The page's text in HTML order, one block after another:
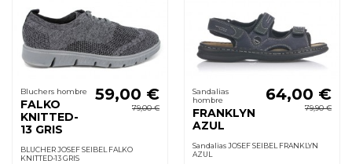
Bluchers hombre
FALKO
KNITTED-
13 GRIS
59,00 €
79,00 €
BLUCHER JOSEF SEIBEL FALKO
KNITTED-13 GRIS
Sandalias
hombre
FRANKLYN
AZUL
64,00 €
79,90 €
Sandalias JOSEF SEIBEL FRANKLYN
AZUL